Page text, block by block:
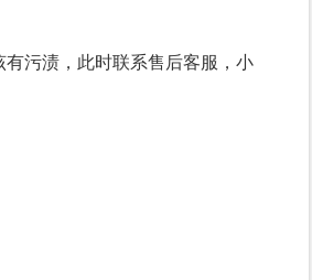
污渍，此时联系售后客服，小